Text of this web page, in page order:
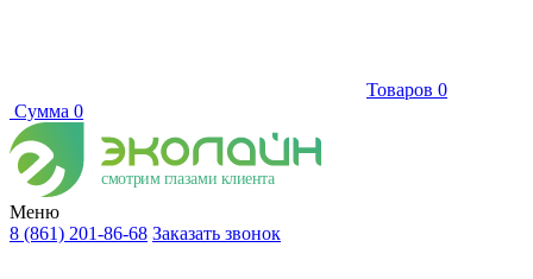
Товаров 0
Сумма 0
смотрим глазами клиента
Меню
8 (861) 201-86-68 Заказать звонок